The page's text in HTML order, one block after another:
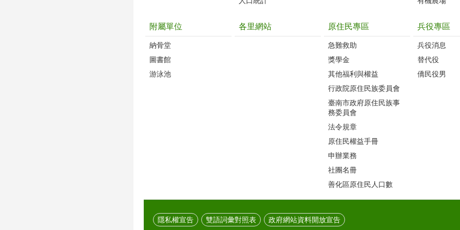
附屬單位
納骨堂
圖書館
游泳池
各里網站 原住民專區
急難救助
獎學金
其他福利與權益
行政院原住民族委員會
臺南市政府原住民族事
務委員會
法令規章
原住民權益手冊
申辦業務
社團名冊
善化區原住民人口數
兵役專區
兵役消息
替代役
僑民役男
隱私權宣告 雙語詞彙對照表 政府網站資料開放宣告